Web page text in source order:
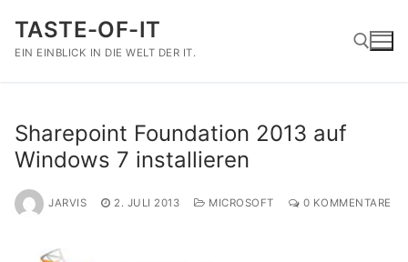
Inhalt
springen
TASTE-OF-IT
EIN EINBLICK IN DIE WELT DER IT.
Sharepoint Foundation 2013 auf
Windows 7 installieren
JARVIS 2. JULI 2013 MICROSOFT 0 KOMMENTARE